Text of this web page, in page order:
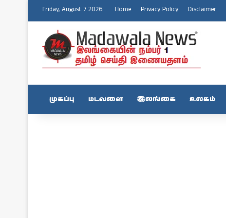
Friday, August 7 2026 Home Privacy Policy Disclaimer
முகப்பு மடவளை இலங்கை உலகம்